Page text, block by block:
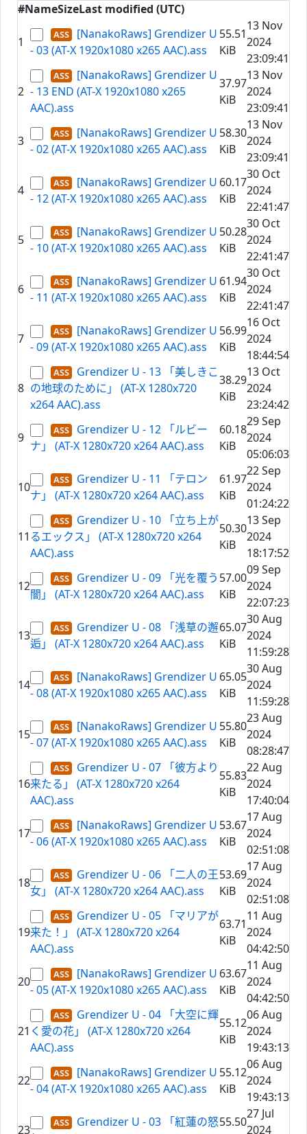
#NameSizeLast modified (UTC)
1
[NanakoRaws] Grendizer U
- 03 (AT-X 1920x1080 x265 AAC).ass
55.51
KiB
13 Nov
2024
23:09:41
2
[NanakoRaws] Grendizer U
- 13 END (AT-X 1920x1080 x265
AAC).ass
37.97
KiB
13 Nov
2024
23:09:41
3
[NanakoRaws] Grendizer U
- 02 (AT-X 1920x1080 x265 AAC).ass
58.30
KiB
13 Nov
2024
23:09:41
4
[NanakoRaws] Grendizer U
- 12 (AT-X 1920x1080 x265 AAC).ass
60.17
KiB
30 Oct
2024
22:41:47
5
[NanakoRaws] Grendizer U
- 10 (AT-X 1920x1080 x265 AAC).ass
50.28
KiB
30 Oct
2024
22:41:47
6
[NanakoRaws] Grendizer U
- 11 (AT-X 1920x1080 x265 AAC).ass
61.94
KiB
30 Oct
2024
22:41:47
7
[NanakoRaws] Grendizer U
- 09 (AT-X 1920x1080 x265 AAC).ass
56.99
KiB
16 Oct
2024
18:44:54
8
Grendizer U - 13 「美しきこ
の地球のために」 (AT-X 1280x720
x264 AAC).ass
38.29
KiB
13 Oct
2024
23:24:42
9
Grendizer U - 12 「ルビー
ナ」 (AT-X 1280x720 x264 AAC).ass
60.18
KiB
29 Sep
2024
05:06:03
10
Grendizer U - 11 「テロン
ナ」 (AT-X 1280x720 x264 AAC).ass
61.97
KiB
22 Sep
2024
01:24:22
11
Grendizer U - 10 「立ち上が
るエックス」 (AT-X 1280x720 x264
AAC).ass
50.30
KiB
13 Sep
2024
18:17:52
12
Grendizer U - 09 「光を覆う
闇」 (AT-X 1280x720 x264 AAC).ass
57.00
KiB
09 Sep
2024
22:07:23
13
Grendizer U - 08 「浅草の邂
逅」 (AT-X 1280x720 x264 AAC).ass
65.07
KiB
30 Aug
2024
11:59:28
14
[NanakoRaws] Grendizer U
- 08 (AT-X 1920x1080 x265 AAC).ass
65.05
KiB
30 Aug
2024
11:59:28
15
[NanakoRaws] Grendizer U
- 07 (AT-X 1920x1080 x265 AAC).ass
55.80
KiB
23 Aug
2024
08:28:47
16
Grendizer U - 07 「彼方より
来たる」 (AT-X 1280x720 x264
AAC).ass
55.83
KiB
22 Aug
2024
17:40:04
17
[NanakoRaws] Grendizer U
- 06 (AT-X 1920x1080 x265 AAC).ass
53.67
KiB
17 Aug
2024
02:51:08
18
Grendizer U - 06 「二人の王
女」 (AT-X 1280x720 x264 AAC).ass
53.69
KiB
17 Aug
2024
02:51:08
19
Grendizer U - 05 「マリアが
来た！」 (AT-X 1280x720 x264
AAC).ass
63.71
KiB
11 Aug
2024
04:42:50
20
[NanakoRaws] Grendizer U
- 05 (AT-X 1920x1080 x265 AAC).ass
63.67
KiB
11 Aug
2024
04:42:50
21
Grendizer U - 04 「大空に輝
く愛の花」 (AT-X 1280x720 x264
AAC).ass
55.12
KiB
06 Aug
2024
19:43:13
22
[NanakoRaws] Grendizer U
- 04 (AT-X 1920x1080 x265 AAC).ass
55.12
KiB
06 Aug
2024
19:43:13
23
Grendizer U - 03 「紅蓮の怒55.50
27 Jul
2024